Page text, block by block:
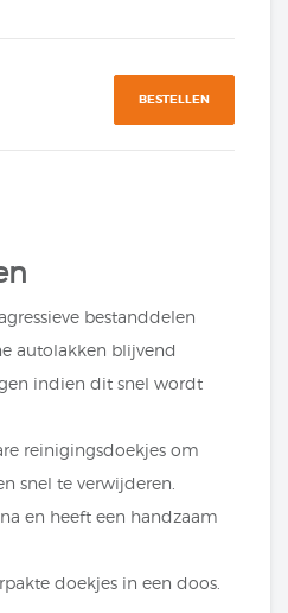
BESTELLEN
bestanddelen
autolakken blijvend
indien dit snel wordt
reinigingsdoekjes om
snel te verwijderen.
en heeft een handzaam
doekjes in een doos.